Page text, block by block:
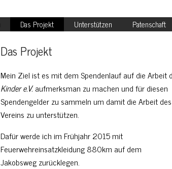
Das Projekt Unterstützen Patenschaft
Das Projekt
Mein Ziel ist es mit dem Spendenlauf auf die Arbeit
Kinder e.V.aufmerksman zu machen und für diesen
Spendengelder zu sammeln um damit die Arbeit des
Vereins zu unterstützen.
Dafür werde ich im Frühjahr 2015 mit
Feuerwehreinsatzkleidung 880km auf dem
Jakobsweg zurücklegen.